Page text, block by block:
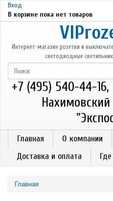
Перейти к основному содержанию
Вход
В корзине пока нет товаров
Интернет-магазин розетки и
светодиодные
+7 (495) 540-44-16,
Нахимовский
Главная О компании
Доставка и оплата
Главная